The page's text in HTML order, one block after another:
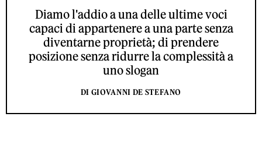
Diamo l'addio a una delle ultime voci
capaci di appartenere a una parte senza
diventarne proprietà; di prendere
posizione senza ridurre la complessità a
uno slogan
DI GIOVANNI DE STEFANO